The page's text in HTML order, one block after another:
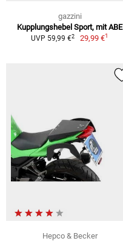
gazzini
Kupplungshebel Sport, mit ABE
UVP 59,99 €2 29,99 €1
Hepco & Becker